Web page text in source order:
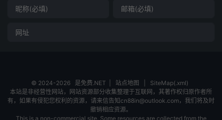
© 2024-2026 是免费.NET 站点地图
SiteMap(.xml)
本站是非经营性网站，网站资源部分收集整理于互联网，其著作权归原作者所
有，如果有侵犯您权利的资源，请来信告知cn88in@outlook.com，我们将及时
撤销相应资源。
This is a non-commercial site. Some resources are collected from the